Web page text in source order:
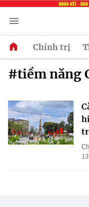
Chính trị
#tiềm năng